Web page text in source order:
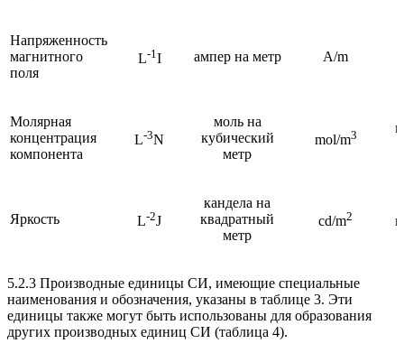
Напряженность
магнитного
поля
L-1 I ампер на метр A/m
Молярная
концентрация
компонента
L-3N
моль на
кубический
метр
mol/m3
Яркость L-2J
кандела на
квадратный
метр
cd/m2
5.2.3 Производные единицы СИ, имеющие специальные
наименования и обозначения, указаны в таблице 3. Эти
единицы также могут быть использованы для образования
других производных единиц СИ (таблица 4).